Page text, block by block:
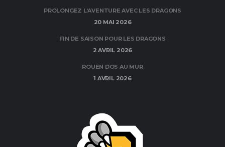
PROLONGEZ L’AVENTURE AVEC LES DRAGONS
20 MAI 2026
FIN DE SAISON POUR LES DRAGONS
2 AVRIL 2026
ROUEN DOS AU MUR
1 AVRIL 2026